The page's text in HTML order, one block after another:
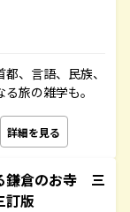
、言語、民族、
旅の雑学も。
詳細を見る
鎌倉のお寺 三
訂版